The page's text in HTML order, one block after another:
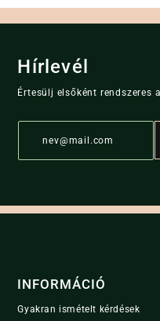
Hírlevél
Értesülj elsőként rendszeres
E
a
*
INFORMÁCIÓ
Gyakran ismételt kérdések